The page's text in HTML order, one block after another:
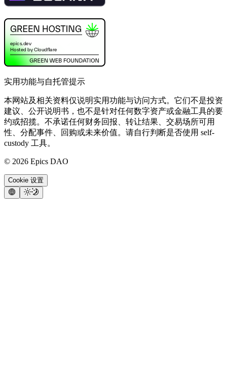
实用功能与自托管提示
本网站及相关资料仅说明实用功能与访问方式。它们不是投资
建议、公开说明书，也不是针对任何数字资产或金融工具的要
约或招揽。不承诺任何财务回报、转让结果、交易场所可用
性、分配事件、回购或未来价值。请自行判断是否使用 self-
custody 工具。
© 2026 Epics DAO
Cookie 设置